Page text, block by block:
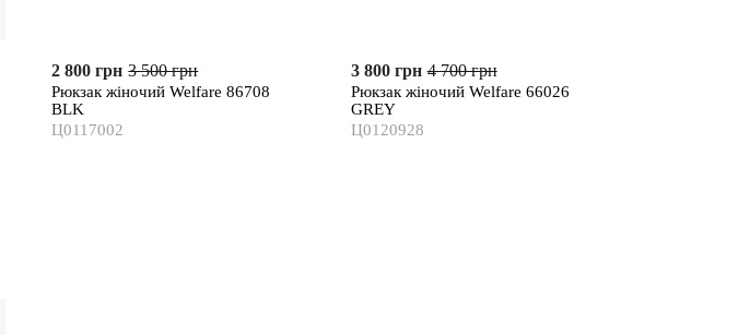
2 800 грн 3 500 грн
Рюкзак жіночий Welfare 86708
BLK
Ц0117002
3 800 грн 4 700 грн
Рюкзак жіночий Welfare 66026
GREY
Ц0120928